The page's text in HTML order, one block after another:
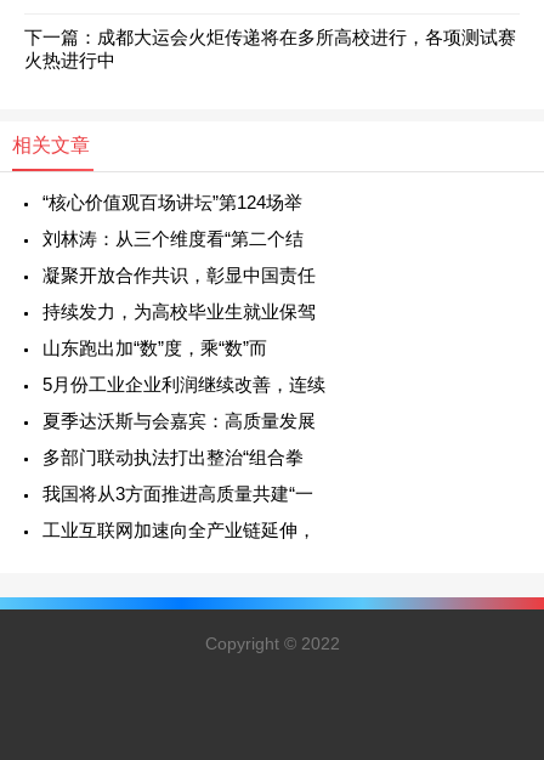
下一篇： 成都大运会火炬传递将在多所高校进行，各项测试赛
火热进行中
相关文章
“核心价值观百场讲坛”第124场举
刘林涛：从三个维度看“第二个结
凝聚开放合作共识，彰显中国责任
持续发力，为高校毕业生就业保驾
山东跑出加“数”度，乘“数”而
5月份工业企业利润继续改善，连续
夏季达沃斯与会嘉宾：高质量发展
多部门联动执法打出整治“组合拳
我国将从3方面推进高质量共建“一
工业互联网加速向全产业链延伸，
Copyright © 2022